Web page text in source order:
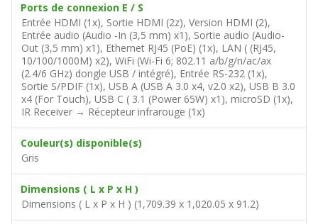
Ports de connexion E / S
Entrée HDMI (1x), Sortie HDMI (2z), Version HDMI (2),
Entrée audio (Audio -In (3,5 mm) x1), Sortie audio (Audio-
Out (3,5 mm) x1), Ethernet RJ45 (PoE) (1x), LAN ( (RJ45,
10/100/1000M) x2), WiFi (Wi-Fi 6; 802.11 a/b/g/n/ac/ax
(2.4/6 GHz) dongle USB / intégré), Entrée RS-232 (1x),
Sortie S/PDIF (1x), USB A (USB A 3.0 x4, v2.0 x2), USB B 3.0
x4 (For Touch), USB C ( 3.1 (Power 65W) x1), microSD (1x),
IR Receiver → Récepteur infrarouge (1x)
Couleur(s) disponible(s)
Gris
Dimensions ( L x P x H )
Dimensions ( L x P x H ) (1,709.39 x 1,020.05 x 91.2)